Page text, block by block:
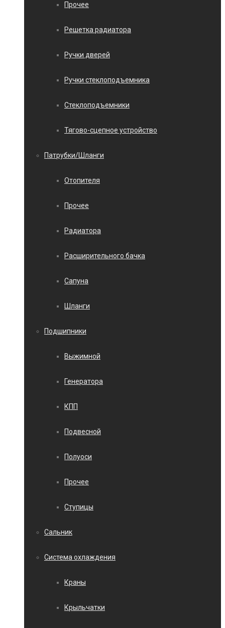
Прочее
Решетка радиатора
Ручки дверей
Ручки стеклоподъемника
Стеклоподъемники
Тягово-сцепное устройство
Патрубки/Шланги
Отопителя
Прочее
Радиатора
Расширительного бачка
Сапуна
Шланги
Подшипники
Выжимной
Генератора
КПП
Подвесной
Полуоси
Прочее
Ступицы
Сальник
Система охлаждения
Краны
Крыльчатки